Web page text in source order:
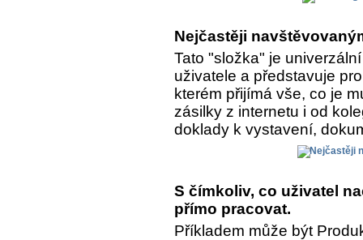
Nejčastěji
Tato "složka" je
uživatele a představuje
kterém přijímá vše, co je
zásilky z internetu i od
doklady k vystavení,
S čímkoliv, co uživatel
přímo pracovat.
Příkladem může být